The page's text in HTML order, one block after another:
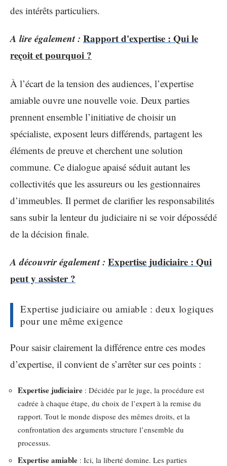
des intérêts particuliers.
A lire également : Rapport d'expertise : Qui le
reçoit et pourquoi ?
À l’écart de la tension des audiences, l’expertise
amiable ouvre une nouvelle voie. Deux parties
prennent ensemble l’initiative de choisir un
spécialiste, exposent leurs différends, partagent les
éléments de preuve et cherchent une solution
commune. Ce dialogue apaisé séduit autant les
collectivités que les assureurs ou les gestionnaires
d’immeubles. Il permet de clarifier les responsabilités
sans subir la lenteur du judiciaire ni se voir dépossédé
de la décision finale.
A découvrir également : Expertise judiciaire : Qui
peut y assister ?
Expertise judiciaire ou amiable : deux logiques
pour une même exigence
Pour saisir clairement la différence entre ces modes
d’expertise, il convient de s’arrêter sur ces points :
Expertise judiciaire : Décidée par le juge, la procédure est
cadrée à chaque étape, du choix de l’expert à la remise du
rapport. Tout le monde dispose des mêmes droits, et la
confrontation des arguments structure l’ensemble du
processus.
Expertise amiable : Ici, la liberté domine. Les parties